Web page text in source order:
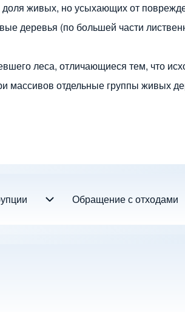
доля живых, но усыхающих от
деревья (по большей части
леса, отличающиеся тем, что
массивов отдельные группы живых
Противодействие коррупции
Обращение с отходами